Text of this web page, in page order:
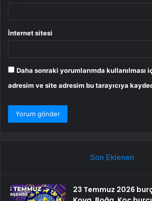
İnternet sitesi
Daha sonraki yorumlarımda kullanılması
adresim ve site adresim bu tarayıcıya
Son Eklenen
23 Temmuz 2026